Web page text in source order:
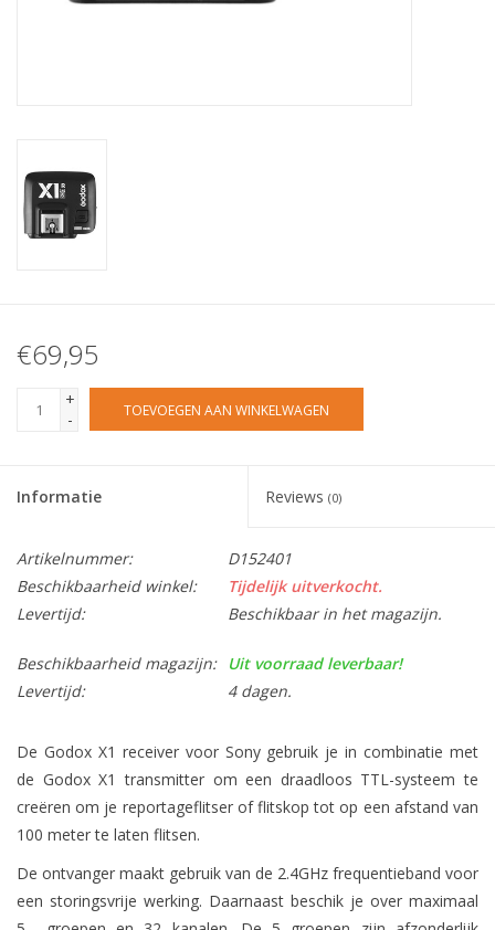
€69,95
+
-
TOEVOEGEN AAN WINKELWAGEN
Informatie Reviews (0)
Artikelnummer:
D152401
Beschikbaarheid winkel:
Tijdelijk uitverkocht.
Levertijd:
Beschikbaar in het magazijn.
Beschikbaarheid magazijn:
Uit voorraad leverbaar!
Levertijd:
4 dagen.
De Godox X1 receiver voor Sony gebruik je in combinatie met
de Godox X1 transmitter om een draadloos TTL-systeem te
creëren om je reportageflitser of flitskop tot op een afstand van
100 meter te laten flitsen.
De ontvanger maakt gebruik van de 2.4GHz frequentieband voor
een storingsvrije werking. Daarnaast beschik je over maximaal